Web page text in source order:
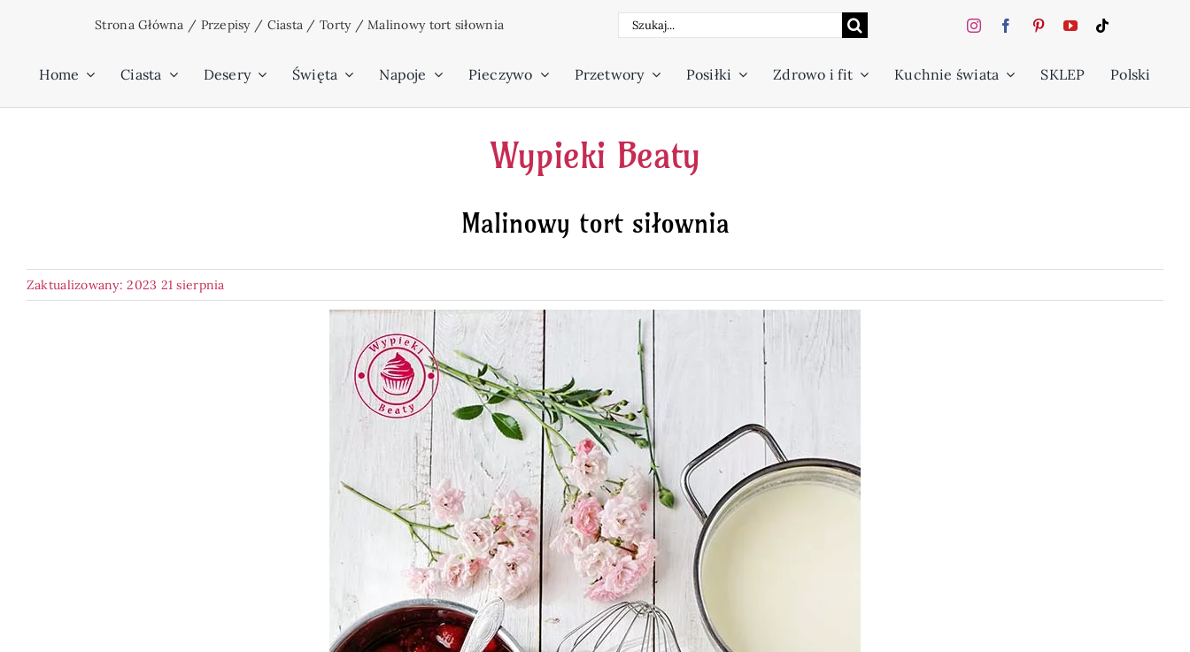
Strona Główna / Przepisy/ Ciasta / Torty/Malinowy tort siłownia Szukaj
Home Ciasta Desery Święta Napoje Pieczywo Przetwory Posiłki Zdrowo i fit Kuchnie świata SKLEP Polski
Wypieki Beaty
Malinowy tort siłownia
Zaktualizowany: 2023 21 sierpnia